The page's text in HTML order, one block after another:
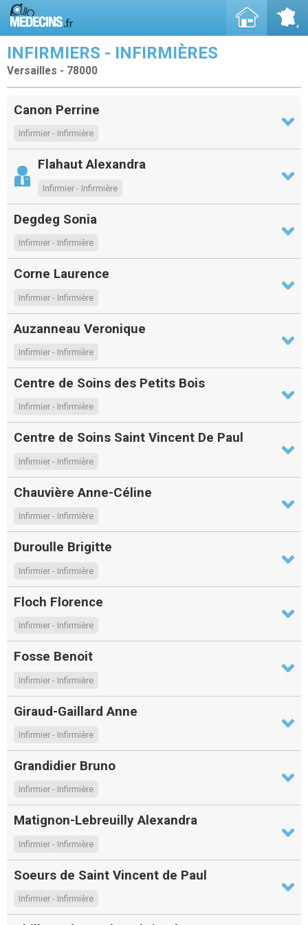
INFIRMIERS - INFIRMIÈRES
Versailles - 78000
Canon Perrine
Infirmier - Infirmière
Flahaut Alexandra
Infirmier - Infirmière
Degdeg Sonia
Infirmier - Infirmière
Corne Laurence
Infirmier - Infirmière
Auzanneau Veronique
Infirmier - Infirmière
Centre de Soins des Petits Bois
Infirmier - Infirmière
Centre de Soins Saint Vincent De Paul
Infirmier - Infirmière
Chauvière Anne-Céline
Infirmier - Infirmière
Duroulle Brigitte
Infirmier - Infirmière
Floch Florence
Infirmier - Infirmière
Fosse Benoit
Infirmier - Infirmière
Giraud-Gaillard Anne
Infirmier - Infirmière
Grandidier Bruno
Infirmier - Infirmière
Matignon-Lebreuilly Alexandra
Infirmier - Infirmière
Soeurs de Saint Vincent de Paul
Infirmier - Infirmière